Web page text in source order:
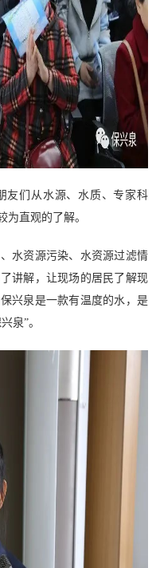
友们从水源、水质、专家科
为直观的了解。
水资源污染、水资源过滤情
讲解，让现场的居民了解现
兴泉是一款有温度的水，是
泉”。